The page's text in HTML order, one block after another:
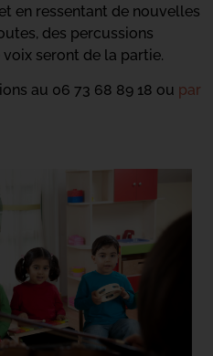
en ressentant de nouvelles
des percussions
seront de la partie.
au 06 73 68 89 18 ou par